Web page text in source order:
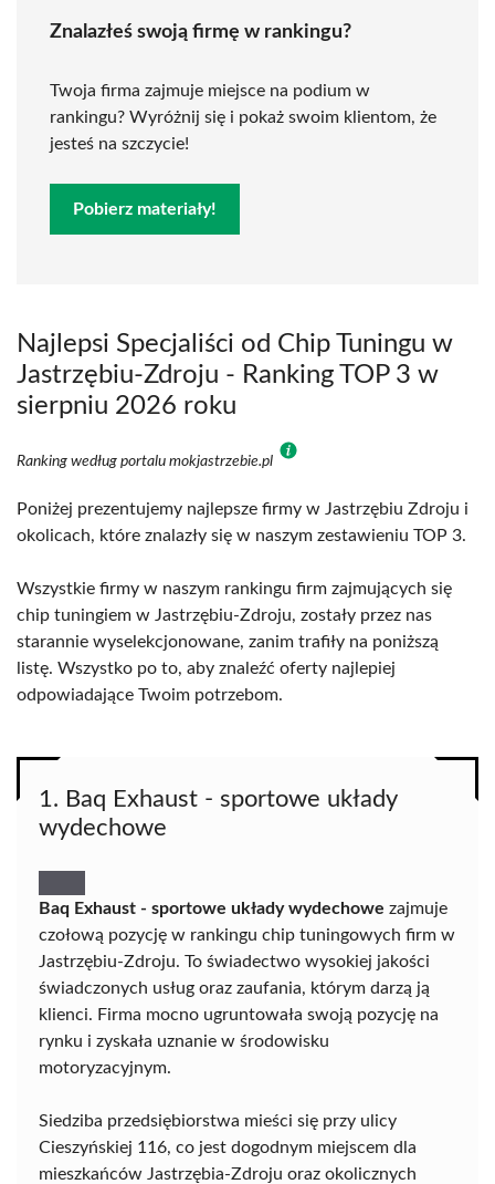
Znalazłeś swoją firmę w rankingu?
Twoja firma zajmuje miejsce na podium w
rankingu? Wyróżnij się i pokaż swoim klientom, że
jesteś na szczycie!
Pobierz materiały!
Najlepsi Specjaliści od Chip Tuningu w
Jastrzębiu-Zdroju - Ranking TOP 3 w
sierpniu 2026 roku
Ranking według portalu mokjastrzebie.pl
Poniżej prezentujemy najlepsze firmy w Jastrzębiu Zdroju i
okolicach, które znalazły się w naszym zestawieniu TOP 3.
Wszystkie firmy w naszym rankingu firm zajmujących się
chip tuningiem w Jastrzębiu-Zdroju, zostały przez nas
starannie wyselekcjonowane, zanim trafiły na poniższą
listę. Wszystko po to, aby znaleźć oferty najlepiej
odpowiadające Twoim potrzebom.
1. Baq Exhaust - sportowe układy
wydechowe
Baq Exhaust - sportowe układy wydechowe zajmuje
czołową pozycję w rankingu chip tuningowych firm w
Jastrzębiu-Zdroju. To świadectwo wysokiej jakości
świadczonych usług oraz zaufania, którym darzą ją
klienci. Firma mocno ugruntowała swoją pozycję na
rynku i zyskała uznanie w środowisku
motoryzacyjnym.
Siedziba przedsiębiorstwa mieści się przy ulicy
Cieszyńskiej 116, co jest dogodnym miejscem dla
mieszkańców Jastrzębia-Zdroju oraz okolicznych